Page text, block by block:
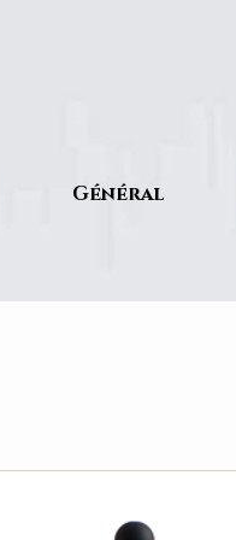
Général